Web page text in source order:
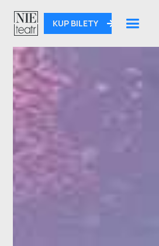
KUP BILETY